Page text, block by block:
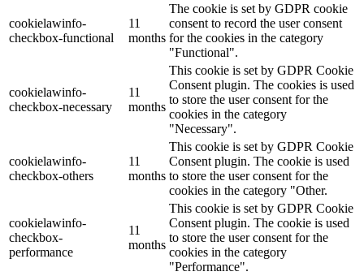
cookielawinfo-
checkbox-functional
11
months
The cookie is set by GDPR cookie
consent to record the user consent
for the cookies in the category
"Functional".
cookielawinfo-
checkbox-necessary
11
months
This cookie is set by GDPR Cookie
Consent plugin. The cookies is used
to store the user consent for the
cookies in the category
"Necessary".
cookielawinfo-
checkbox-others
11
months
This cookie is set by GDPR Cookie
Consent plugin. The cookie is used
to store the user consent for the
cookies in the category "Other.
cookielawinfo-
checkbox-
performance
11
months
This cookie is set by GDPR Cookie
Consent plugin. The cookie is used
to store the user consent for the
cookies in the category
"Performance".